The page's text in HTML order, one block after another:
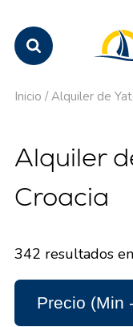
Inicio / Alquiler de
Alquiler
Croacia
342 resultados